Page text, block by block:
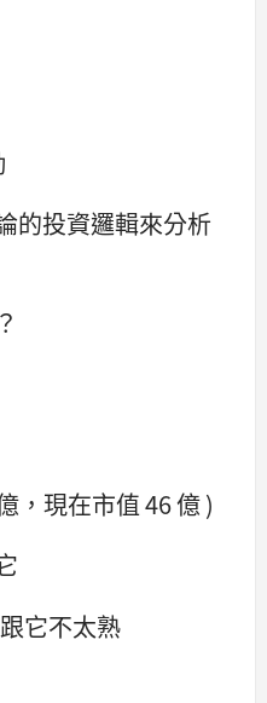
的投資邏輯來分析
，現在市值 46 億 )
它不太熟